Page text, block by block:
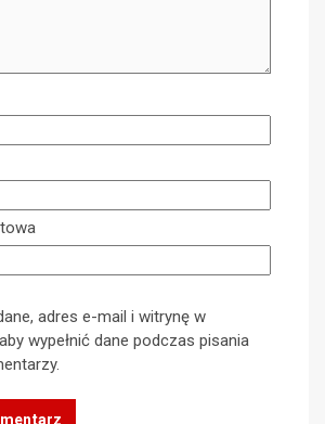
adres e-mail i witrynę w
wypełnić dane podczas pisania